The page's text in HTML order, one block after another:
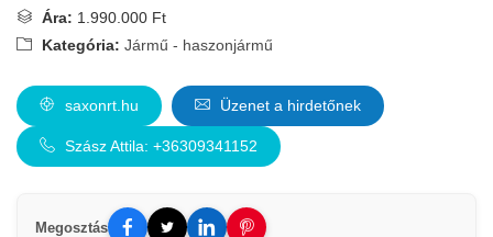
Ára: 1.990.000 Ft
Kategória: Jármű - haszonjármű
saxonrt.hu Üzenet a hirdetőnek
Szász Attila: +36309341152
Megosztás